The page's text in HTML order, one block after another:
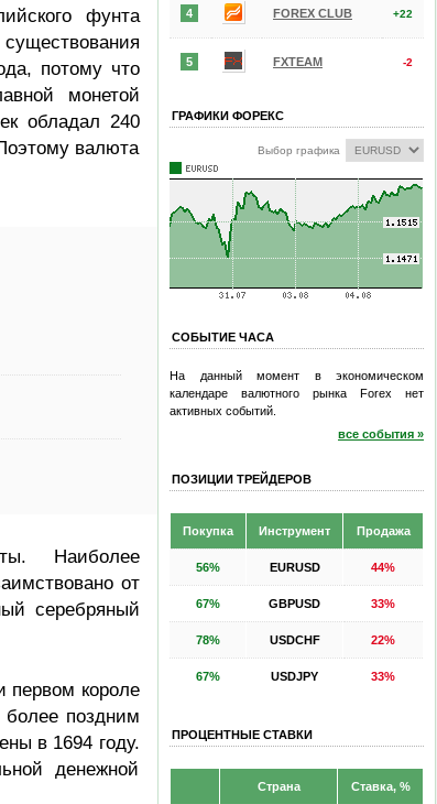
фунта
потому что
монетой
обладал 240
валюта
Наиболее
от
серебряный
первом короле
более поздним
в 1694 году.
денежной
4 FOREX CLUB +22
5 FXTEAM -2
ГРАФИКИ ФОРЕКС
Выбор графика
СОБЫТИЕ ЧАСА
На данный момент в экономическом
календаре валютного рынка Forex нет
активных событий.
все события »
ПОЗИЦИИ ТРЕЙДЕРОВ
Покупка Инструмент Продажа
56% EURUSD 44%
67% GBPUSD 33%
78% USDCHF 22%
67% USDJPY 33%
ПРОЦЕНТНЫЕ СТАВКИ
Страна Ставка, %